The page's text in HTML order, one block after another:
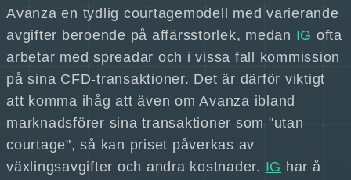
Avanza en tydlig courtagemodell med varierande
avgifter beroende på affärsstorlek, medan IG ofta
arbetar med spreadar och i vissa fall kommission
på sina CFD-transaktioner. Det är därför viktigt
att komma ihåg att även om Avanza ibland
marknadsförer sina transaktioner som "utan
courtage", så kan priset påverkas av
växlingsavgifter och andra kostnader. IG har å